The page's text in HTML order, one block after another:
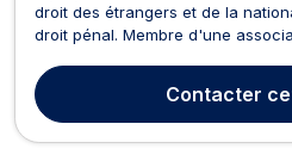
droit des étrangers et de la
droit pénal. Membre d'une
l'ensemble des procédures
Maître Perrine PION, une avocat...
Contacter